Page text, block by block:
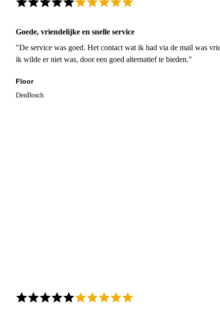
Goede, vriendelijke en snelle service
"De service was goed. Het contact wat ik had via de mail was
ik wilde er niet was, door een goed alternatief te bieden."
Floor
DenBosch